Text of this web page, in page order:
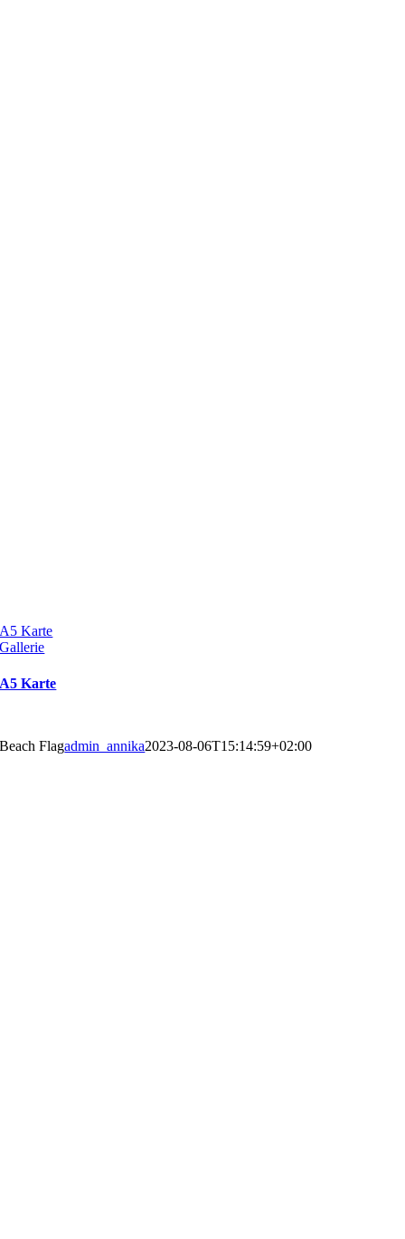
A5 Karte
Gallerie
A5 Karte
Beach Flagadmin_annika2023-08-06T15:14:59+02:00